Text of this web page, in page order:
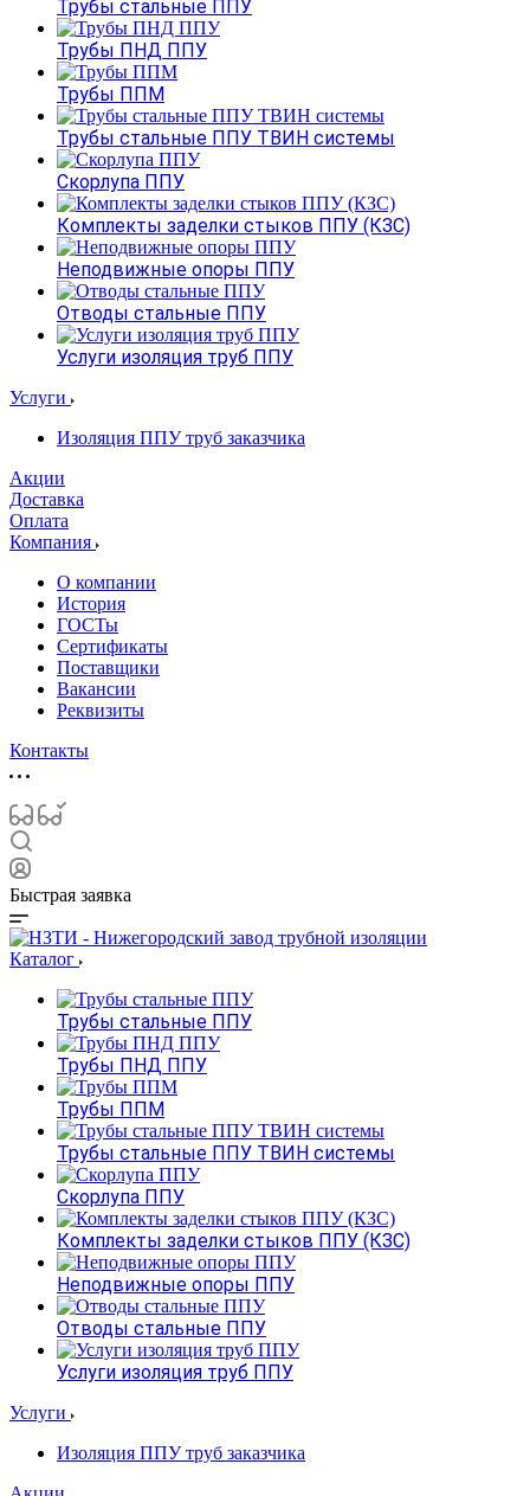
Трубы стальные ППУ
Трубы ПНД ППУ
Трубы ППМ
Трубы стальные ППУ ТВИН системы
Скорлупа ППУ
Комплекты заделки стыков ППУ (КЗС)
Неподвижные опоры ППУ
Отводы стальные ППУ
Услуги изоляция труб ППУ
Услуги
Изоляция ППУ труб заказчика
Акции
Доставка
Оплата
Компания
О компании
История
ГОСТы
Сертификаты
Поставщики
Вакансии
Реквизиты
Контакты
Быстрая заявка
Каталог
Трубы стальные ППУ
Трубы ПНД ППУ
Трубы ППМ
Трубы стальные ППУ ТВИН системы
Скорлупа ППУ
Комплекты заделки стыков ППУ (КЗС)
Неподвижные опоры ППУ
Отводы стальные ППУ
Услуги изоляция труб ППУ
Услуги
Изоляция ППУ труб заказчика